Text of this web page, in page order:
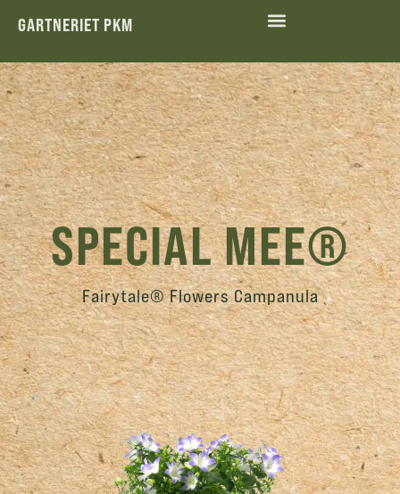
GARTNERIET PKM
SPECIAL MEE®
Fairytale® Flowers Campanula